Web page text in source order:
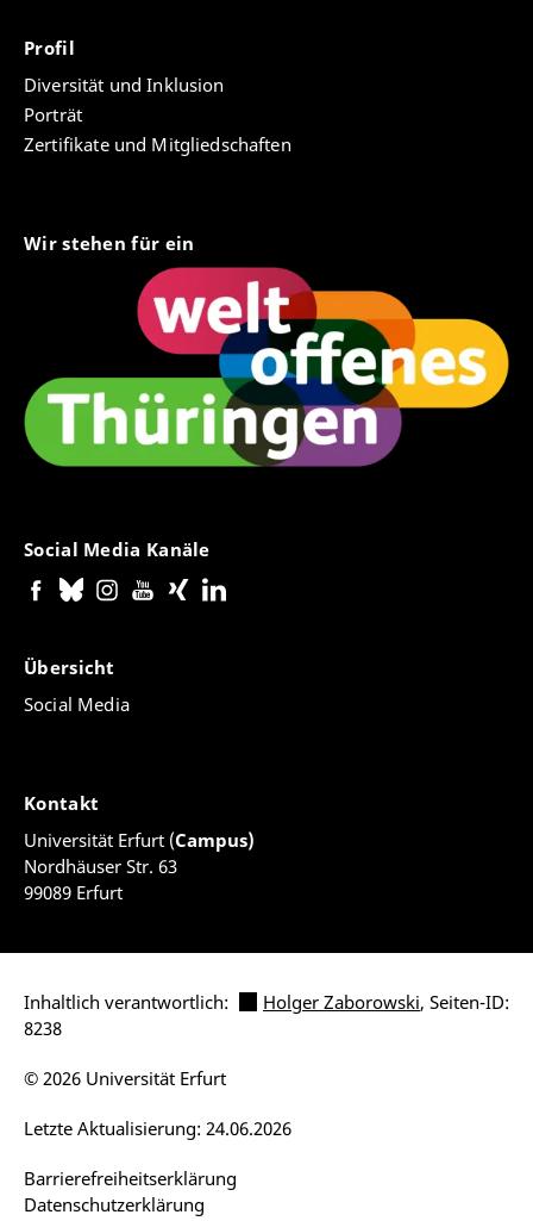
Profil
Diversität und Inklusion
Porträt
Zertifikate und Mitgliedschaften
Wir stehen für ein
Social Media Kanäle
Übersicht
Social Media
Kontakt
Universität Erfurt (Campus)
Nordhäuser Str. 63
99089 Erfurt
Inhaltlich verantwortlich: Holger Zaborowski, Seiten-ID:
8238
Barrierefreiheitserklärung
Datenschutzerklärung
Letzte Aktualisierung: 24.06.2026
© 2026 Universität Erfurt